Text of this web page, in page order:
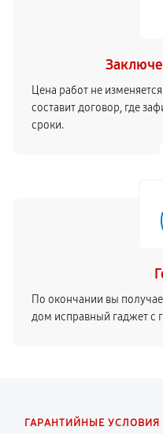
Цена работ не
составит договор, где
сроки.
По окончании вы
дом исправный гаджет с
ГАРАНТИЙНЫЕ УСЛОВИЯ